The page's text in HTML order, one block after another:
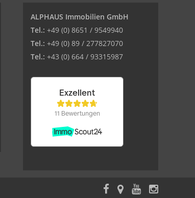
ALPHAUS Immobilien GmbH
Tel.: +49 (0) 8651 / 9549940
Tel.: +49 (0) 89 / 277827070
Tel.: +43 (0) 664 / 93315987